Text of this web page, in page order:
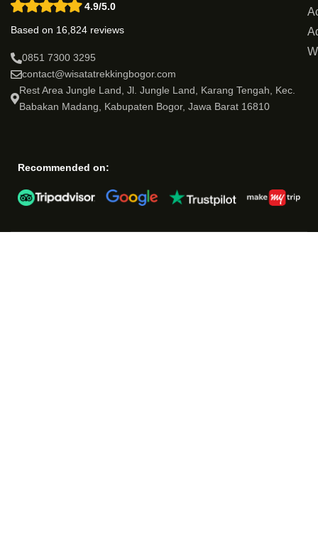
4.9/5.0
Based on 16,824 reviews
0851 7300 3295
contact@wisatatrekkingbogor.com
Rest Area Jungle Land, Jl. Jungle Land, Karang Tengah, Kec.
Babakan Madang, Kabupaten Bogor, Jawa Barat 16810
Recommended on: